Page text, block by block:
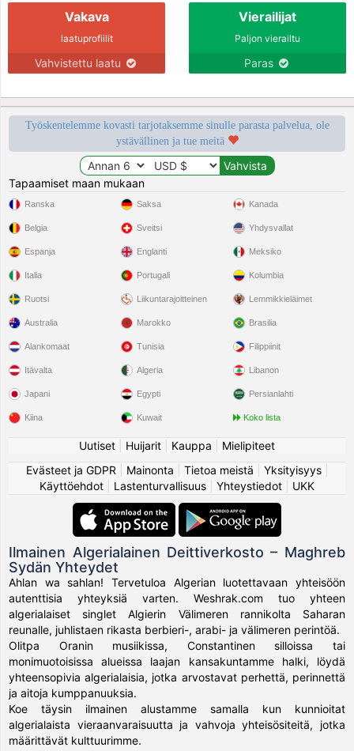
Vakava
laatuprofiilit
Vahvistettu laatu
Vierailijat
Paljon vierailtu
Paras
Työskentelemme kovasti tarjotaksemme sinulle parasta palvelua, ole
ystävällinen ja tue meitä
Tapaamiset maan mukaan
Ranska
Belgia
Espanja
Italia
Ruotsi
Saksa
Sveitsi
Englanti
Portugali
Liikuntarajoitteinen
Kanada
Yhdysvallat
Meksiko
Kolumbia
Lemmikkieläimet
Australia
Alankomaat
Itävalta
Japani
Kiina
Marokko
Tunisia
Algeria
Egypti
Kuwait
Brasilia
Filippiinit
Libanon
Persianlahti
Koko lista
Uutiset Huijarit Kauppa
Mielipiteet
Evästeet ja GDPR
Mainonta Tietoa meistä Yksityisyys|
Käyttöehdot
Lastenturvallisuus Yhteystiedot UKK
Ilmainen Algerialainen Deittiverkosto – Maghreb
Sydän Yhteydet
Ahlan wa sahlan! Tervetuloa Algerian luotettavaan yhteisöön
autenttisia yhteyksiä varten. Weshrak.com tuo yhteen
algerialaiset singlet Algierin Välimeren rannikolta Saharan
reunalle, juhlistaen rikasta berbieri-, arabi- ja välimeren perintöä.
Olitpa Oranin musiikissa, Constantinen silloissa tai
monimuotoisissa alueissa laajan kansakuntamme halki, löydä
yhteensopivia algerialaisia, jotka arvostavat perhettä, perinnettä
ja aitoja kumppanuuksia.
Koe täysin ilmainen alustamme samalla kun kunnioitat
algerialaista vieraanvaraisuutta ja vahvoja yhteisösiteitä, jotka
määrittävät kulttuurimme.